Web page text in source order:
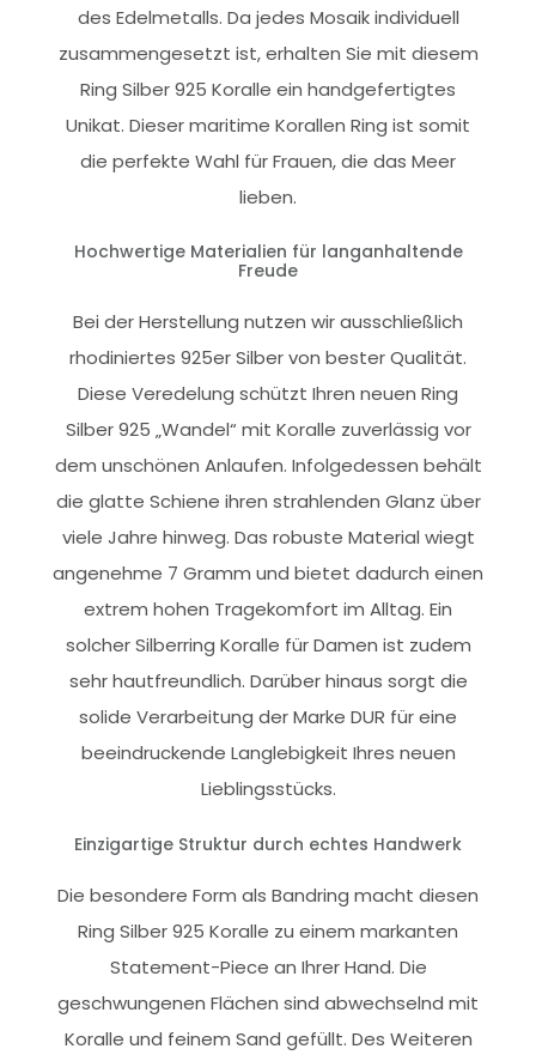
des Edelmetalls. Da jedes Mosaik individuell
zusammengesetzt ist, erhalten Sie mit diesem
Ring Silber 925 Koralle ein handgefertigtes
Unikat. Dieser maritime Korallen Ring ist somit
die perfekte Wahl für Frauen, die das Meer
lieben.
Hochwertige Materialien für langanhaltende
Freude
Bei der Herstellung nutzen wir ausschließlich
rhodiniertes 925er Silber von bester Qualität.
Diese Veredelung schützt Ihren neuen Ring
Silber 925 „Wandel“ mit Koralle zuverlässig vor
dem unschönen Anlaufen. Infolgedessen behält
die glatte Schiene ihren strahlenden Glanz über
viele Jahre hinweg. Das robuste Material wiegt
angenehme 7 Gramm und bietet dadurch einen
extrem hohen Tragekomfort im Alltag. Ein
solcher Silberring Koralle für Damen ist zudem
sehr hautfreundlich. Darüber hinaus sorgt die
solide Verarbeitung der Marke DUR für eine
beeindruckende Langlebigkeit Ihres neuen
Lieblingsstücks.
Einzigartige Struktur durch echtes Handwerk
Die besondere Form als Bandring macht diesen
Ring Silber 925 Koralle zu einem markanten
Statement-Piece an Ihrer Hand. Die
geschwungenen Flächen sind abwechselnd mit
Koralle und feinem Sand gefüllt. Des Weiteren